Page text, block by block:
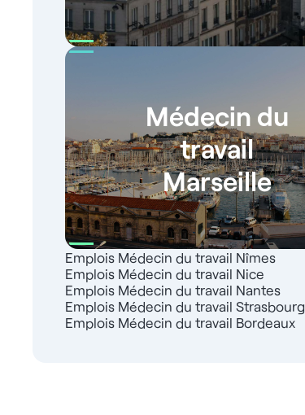
Médecin du
travail
Marseille
Emplois Médecin du travail Nîmes
Emplois Médecin du travail Nice
Emplois Médecin du travail Nantes
Emplois Médecin du travail Strasbourg
Emplois Médecin du travail Bordeaux